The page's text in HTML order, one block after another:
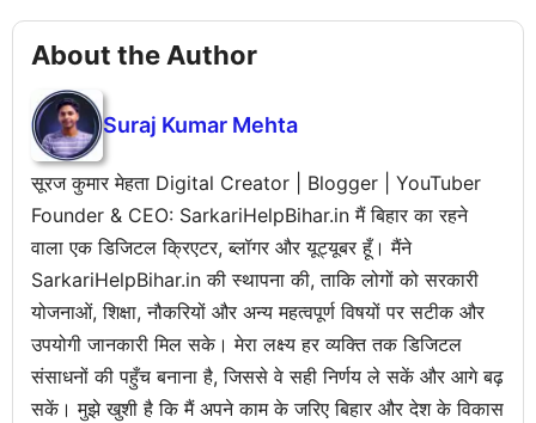
About the Author
Suraj Kumar Mehta
सूरज कुमार मेहता Digital Creator | Blogger | YouTuber
Founder & CEO: SarkariHelpBihar.in मैं बिहार का रहने
वाला एक डिजिटल क्रिएटर, ब्लॉगर और यूट्यूबर हूँ। मैंने
SarkariHelpBihar.in की स्थापना की, ताकि लोगों को सरकारी
योजनाओं, शिक्षा, नौकरियों और अन्य महत्वपूर्ण विषयों पर सटीक और
उपयोगी जानकारी मिल सके। मेरा लक्ष्य हर व्यक्ति तक डिजिटल
संसाधनों की पहुँच बनाना है, जिससे वे सही निर्णय ले सकें और आगे बढ़
सकें। मुझे खुशी है कि मैं अपने काम के जरिए बिहार और देश के विकास